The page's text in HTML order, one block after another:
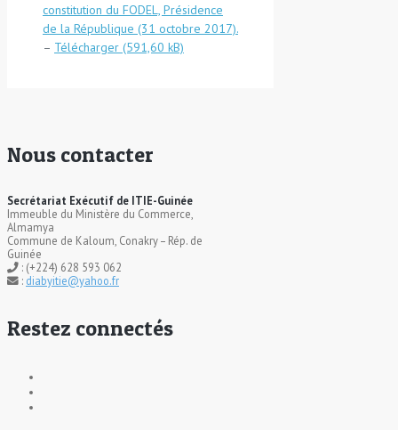
constitution du FODEL, Présidence
de la République (31 octobre 2017).
– Télécharger
Nous contacter
Secrétariat Exécutif de ITIE-Guinée
Immeuble du Ministère du Commerce,
Almamya
Commune de Kaloum, Conakry – Rép. de
Guinée
: (+224) 628 593 062
: diabyitie@yahoo.fr
Restez connectés